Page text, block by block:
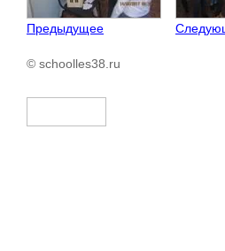
Предыдущее
© schoolles38.ru